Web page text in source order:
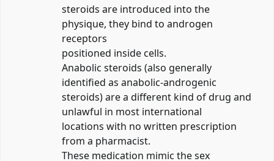
steroids are introduced into the
physique, they bind to androgen
receptors
positioned inside cells.
Anabolic steroids (also generally
identified as anabolic-androgenic
steroids) are a different kind of drug and
unlawful in most international
locations with no written prescription
from a pharmacist.
These medication mimic the sex